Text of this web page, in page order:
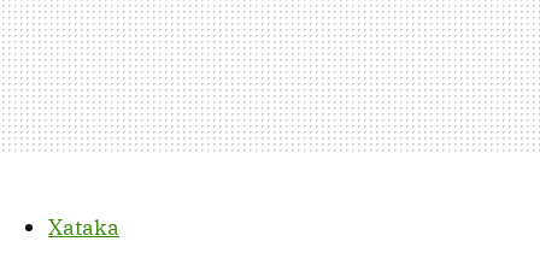
Xataka